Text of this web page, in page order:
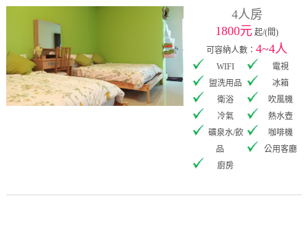
4人房
1800元 起/(間)
可容納人數：4~4人
WIFI
電視
盥洗用品
冰箱
衛浴
吹風機
冷氣
熱水壺
礦泉水/飲
品
咖啡機
公用客廳
廚房